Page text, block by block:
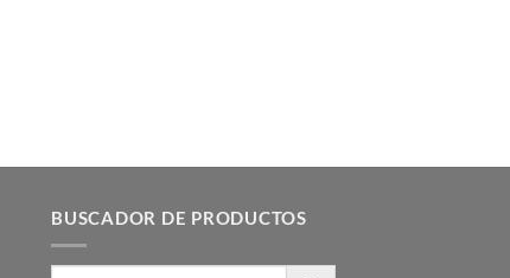
BUSCADOR DE PRODUCTOS